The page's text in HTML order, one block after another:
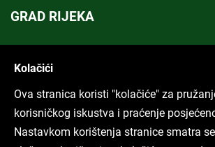
GRAD RIJEKA
ARHIVA TEKSTOVA
Svi tekstovi
Kolačići
Ova stranica koristi "kolačiće" za
korisničkog iskustva i praćenje
Nastavkom korištenja stranice smatra